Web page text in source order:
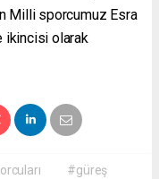
Milli sporcumuz Esra
ikincisi olarak
#güreş